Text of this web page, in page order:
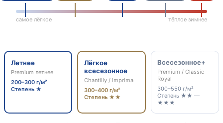
самое лёгкое тёплое зимнее
Летнее
Premium летнее
200–300 г/м²
Степень ★
Лёгкое
всесезонное
Chantilly / Imprima
300–400 г/м²
Степень ★★
Всесезонное+
Premium / Classic
Royal
300–550 г/м²
Степень ★★ —
★★★